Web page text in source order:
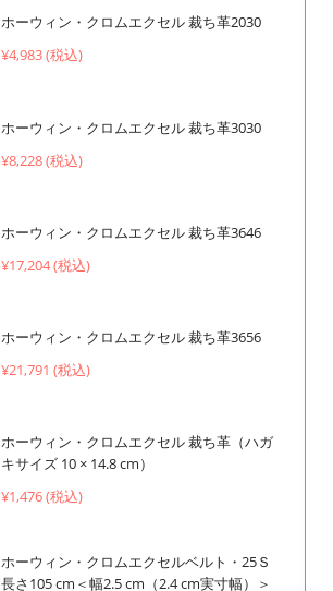
ホーウィン・クロムエクセル 裁ち革2030
¥4,983 (税込)
ホーウィン・クロムエクセル 裁ち革3030
¥8,228 (税込)
ホーウィン・クロムエクセル 裁ち革3646
¥17,204 (税込)
ホーウィン・クロムエクセル 裁ち革3656
¥21,791 (税込)
ホーウィン・クロムエクセル 裁ち革（ハガ
キサイズ 10 × 14.8 cm）
¥1,476 (税込)
ホーウィン・クロムエクセルベルト・25Ｓ
長さ105 cm＜幅2.5 cm（2.4 cm実寸幅）＞